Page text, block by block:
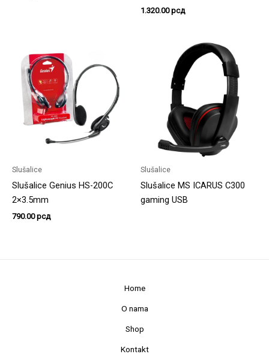
1.320.00рсд
Slušalice
Slušalice Genius HS-200C
2×3.5mm
790.00рсд
Slušalice
Slušalice MS ICARUS C300
gaming USB
Home
O nama
Shop
Kontakt